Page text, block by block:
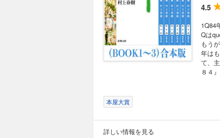
4.5
1Q84
Qは
もう
年は
て、
８４
本屋大賞
詳しい情報を見る